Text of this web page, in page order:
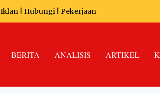
Iklan Hubungi Pekerjaan
BERITA ANALISIS ARTIKEL